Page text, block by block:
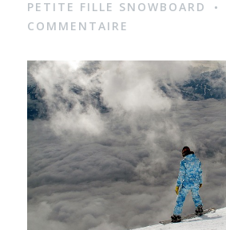
e
PETITE FILLE SNOWBOARD
COMMENTAIRE